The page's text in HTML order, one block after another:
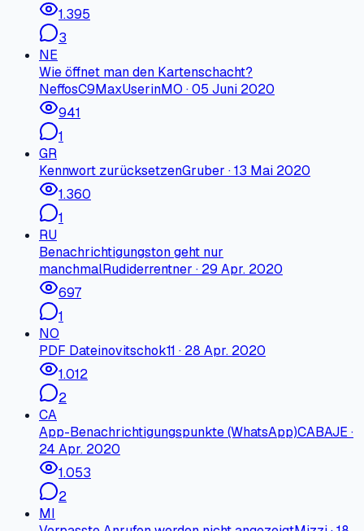
1.395
3
NE
Wie öffnet man den Kartenschacht?
NeffosC9MaxUserinMO ·05 Juni 2020
941
1
GR
Kennwort zurücksetzenGruber ·13 Mai 2020
1.360
1
RU
Benachrichtigungston geht nur
manchmalRudiderrentner · 29 Apr. 2020
697
1
NO
PDF Dateinovitschok11 · 28 Apr. 2020
1.012
2
CA
App-Benachrichtigungspunkte (WhatsApp)CABAJE ·
24 Apr. 2020
1.053
2
MI